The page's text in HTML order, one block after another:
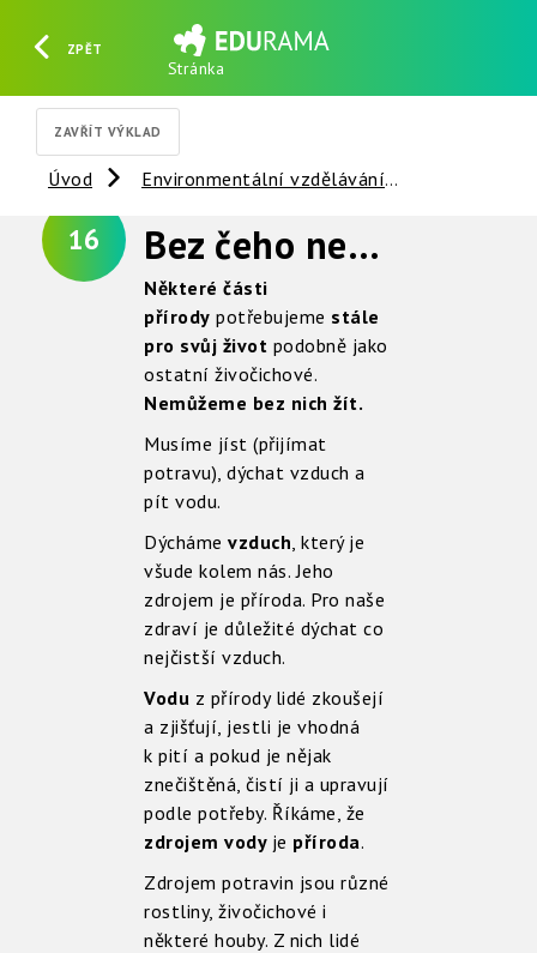
ZPĚT
Stránka
ZAVŘÍT VÝKLAD
Úvod Environmentální vzdělávání
16 Bez čeho nemůžeme žít
Některé části
přírody potřebujeme stále
pro svůj život podobně jako
ostatní živočichové.
Nemůžeme bez nich žít.
Musíme jíst (přijímat
potravu), dýchat vzduch a
pít vodu.
Dýcháme vzduch, který je
všude kolem nás. Jeho
zdrojem je příroda. Pro naše
zdraví je důležité dýchat co
nejčistší vzduch.
Vodu z přírody lidé zkoušejí
a zjišťují, jestli je vhodná
k pití a pokud je nějak
znečištěná, čistí ji a upravují
podle potřeby. Říkáme, že
zdrojem vody je příroda.
Zdrojem potravin jsou různé
rostliny, živočichové i
některé houby. Z nich lidé